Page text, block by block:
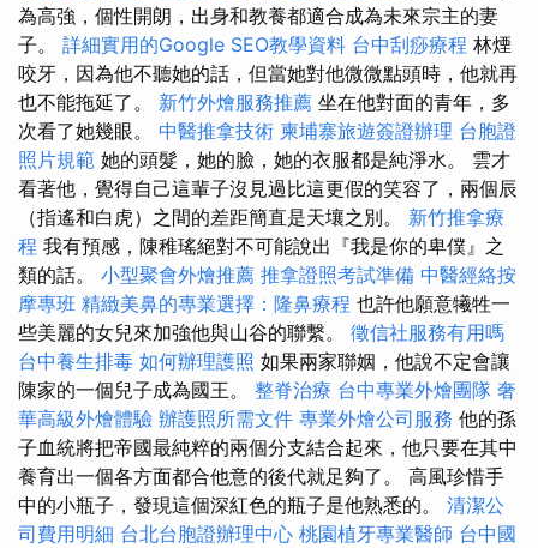
為高強，個性開朗，出身和教養都適合成為未來宗主的妻
子。 詳細實用的Google SEO教學資料 台中刮痧療程 林煙
咬牙，因為他不聽她的話，但當她對他微微點頭時，他就再
也不能拖延了。 新竹外燴服務推薦 坐在他對面的青年，多
次看了她幾眼。 中醫推拿技術 柬埔寨旅遊簽證辦理 台胞證
照片規範 她的頭髮，她的臉，她的衣服都是純淨水。 雲才
看著他，覺得自己這輩子沒見過比這更假的笑容了，兩個辰
（指遙和白虎）之間的差距簡直是天壤之別。 新竹推拿療
程 我有預感，陳稚瑤絕對不可能說出『我是你的卑僕』之
類的話。 小型聚會外燴推薦 推拿證照考試準備 中醫經絡按
摩專班 精緻美鼻的專業選擇：隆鼻療程 也許他願意犧牲一
些美麗的女兒來加強他與山谷的聯繫。 徵信社服務有用嗎
台中養生排毒 如何辦理護照 如果兩家聯姻，他說不定會讓
陳家的一個兒子成為國王。 整脊治療 台中專業外燴團隊 奢
華高級外燴體驗 辦護照所需文件 專業外燴公司服務 他的孫
子血統將把帝國最純粹的兩個分支結合起來，他只要在其中
養育出一個各方面都合他意的後代就足夠了。 高風珍惜手
中的小瓶子，發現這個深紅色的瓶子是他熟悉的。 清潔公
司費用明細 台北台胞證辦理中心 桃園植牙專業醫師 台中國